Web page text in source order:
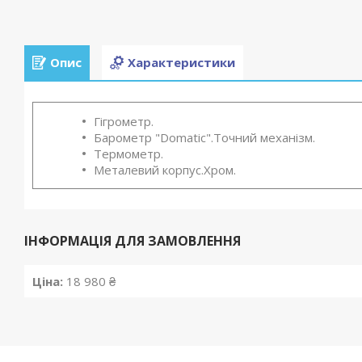
Опис Характеристики
Гігрометр.
Барометр "Domatic".Точний механізм.
Термометр.
Металевий корпус.Хром.
ІНФОРМАЦІЯ ДЛЯ ЗАМОВЛЕННЯ
Ціна: 18 980 ₴